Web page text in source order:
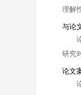
理解
与论
研究
论文